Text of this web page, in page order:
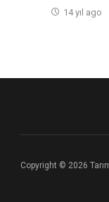
14 yıl ago
Copyright © 2026